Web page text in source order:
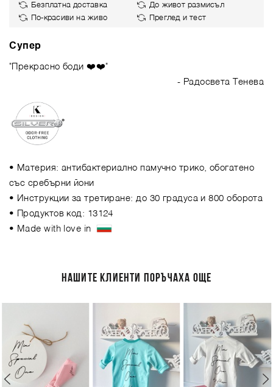
Безплатна доставка
До живот размисъл
По-красиви на живо
Преглед и тест
Супер
"Прекрасно боди ❤️❤️"
- Радосвета Тенева
• Материя: антибактериално памучно трико, обогатено
със сребърни йони
• Инструкции за третиране: до 30 градуса и 800 оборота
• Продуктов код: 13124
• Made with love in
НАШИТЕ КЛИЕНТИ ПОРЪЧАХА ОЩЕ